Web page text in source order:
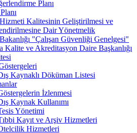
Planı
Hizmeti Kalitesinin Geliştirilmesi ve
Dair Yönetmelik
"Çalışan Güvenliği Genelgesi"
Kalite ve Akreditasyon Daire Başkanlığı
Kaynaklı Döküman Listesi
İzlenmesi
Kaynak Kullanımı
Yönetimi
Kayıt ve Arşiv Hizmetleri
Hizmetleri